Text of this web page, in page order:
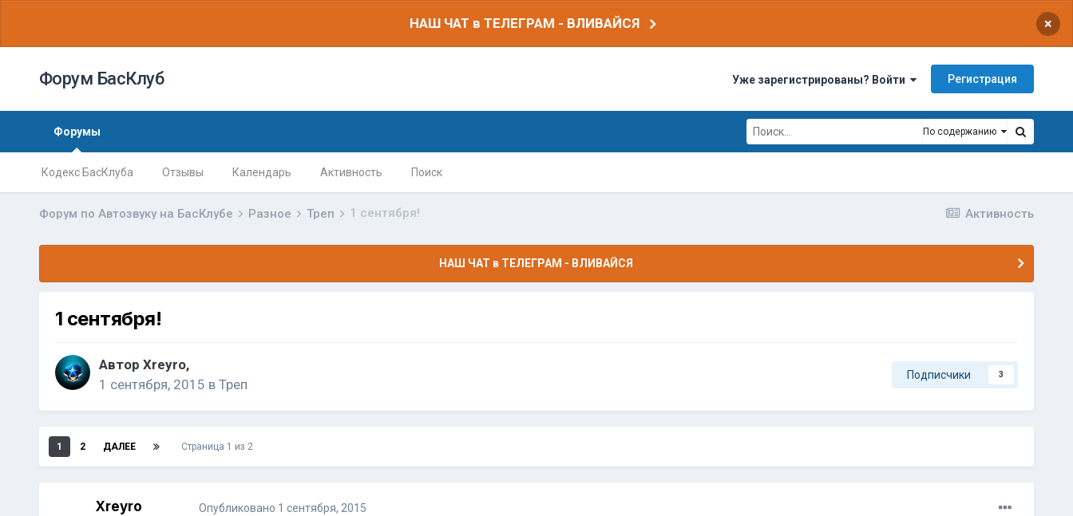
НАШ ЧАТ в ТЕЛЕГРАМ - ВЛИВАЙСЯ ×
Форум БасКлуб Уже зарегистрированы? Войти Регистрация
Форумы
Кодекс БасКлуба Отзывы Календарь Активность Поиск
По содержанию
Активность
Форум по Автозвуку на БасКлубе Разное Треп 1 сентября!
НАШ ЧАТ в ТЕЛЕГРАМ - ВЛИВАЙСЯ
1 сентября!
Автор Xreyro,
1 сентября, 2015 в Треп
Подписчики 3
1 2 ДАЛЕЕ Страница 1 из 2
Xreyro Опубликовано 1 сентября, 2015